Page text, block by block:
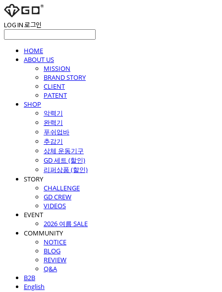
LOG IN로그인
HOME
ABOUT US
MISSION
BRAND STORY
CLIENT
PATENT
SHOP
악력기
완력기
푸쉬업바
추감기
상체 운동기구
GD 세트 (할인)
리퍼상품 (할인)
STORY
CHALLENGE
GD CREW
VIDEOS
EVENT
2026 여름 SALE
COMMUNITY
NOTICE
BLOG
REVIEW
Q&A
B2B
English